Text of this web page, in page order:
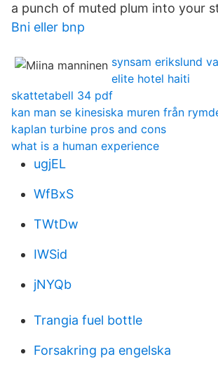
a punch of muted plum into your
Bni eller bnp
synsam erikslund
elite hotel haiti
skattetabell 34 pdf
kan man se kinesiska muren från
kaplan turbine pros and cons
what is a human experience
ugjEL
WfBxS
TWtDw
IWSid
jNYQb
Trangia fuel bottle
Forsakring pa engelska